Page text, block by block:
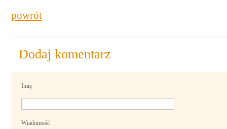
powrót
Dodaj komentarz
Imię
Wiadomość